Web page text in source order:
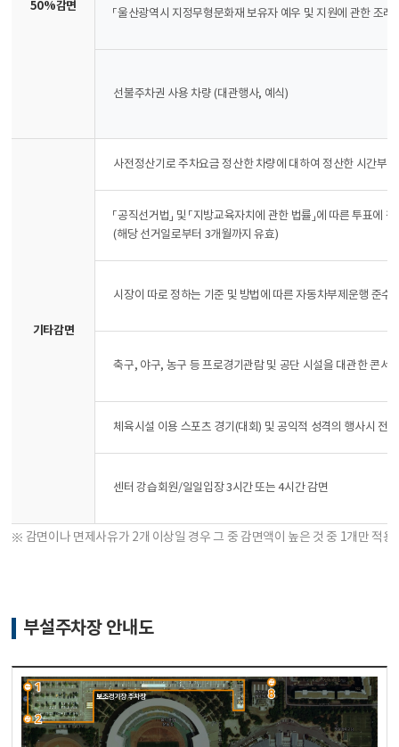
50%감면
「울산광역시 지정무형문화재 보유자 예우 및 지원에 관한 조
선불주차권 사용 차량 (대관행사, 예식)
기타감면
사전정산기로 주차요금 정산한 차량에 대하여 정산한 시간부
「공직선거법」 및 「지방교육자치에 관한 법률」에 따른 투표
(해당 선거일로부터 3개월까지 유효)
시장이 따로 정하는 기준 및 방법에 따른 자동차부제운행 준
축구, 야구, 농구 등 프로경기관람 및 공단 시설을 대관한 콘서
체육시설 이용 스포츠 경기(대회) 및 공익적 성격의 행사시 전
센터 강습회원/일일입장 3시간 또는 4시간 감면
※ 감면이나 면제사유가 2개 이상일 경우 그 중 감면액이 높은 것 중 1개만 적용
부설주차장 안내도